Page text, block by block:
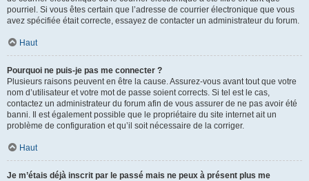
pourriel. Si vous êtes certain que l’adresse de courrier électronique que vous
avez spécifiée était correcte, essayez de contacter un administrateur du forum.
Haut
Pourquoi ne puis-je pas me connecter ?
Plusieurs raisons peuvent en être la cause. Assurez-vous avant tout que votre
nom d’utilisateur et votre mot de passe soient corrects. Si tel est le cas,
contactez un administrateur du forum afin de vous assurer de ne pas avoir été
banni. Il est également possible que le propriétaire du site internet ait un
problème de configuration et qu’il soit nécessaire de la corriger.
Haut
Je m’étais déjà inscrit par le passé mais ne peux à présent plus me